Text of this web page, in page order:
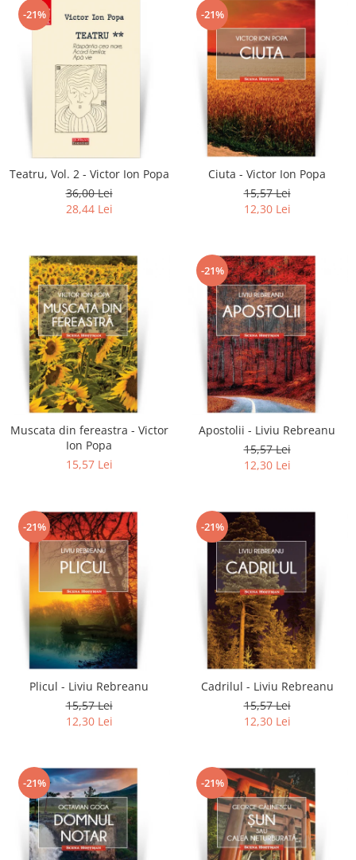
-21%
Teatru, Vol. 2 - Victor Ion Popa
36,00 Lei
28,44 Lei
-21%
Ciuta - Victor Ion Popa
15,57 Lei
12,30 Lei
Muscata din fereastra - Victor
Ion Popa
15,57 Lei
-21%
Apostolii - Liviu Rebreanu
15,57 Lei
12,30 Lei
-21%
Plicul - Liviu Rebreanu
15,57 Lei
12,30 Lei
-21%
Cadrilul - Liviu Rebreanu
15,57 Lei
12,30 Lei
-21% -21%